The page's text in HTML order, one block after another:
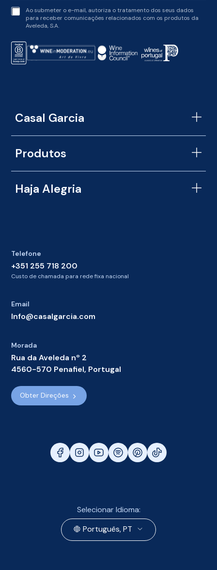
e
s
o
f
s
Ao submeter o e-mail, autoriza o tratamento dos seus dados
para receber comunicações relacionados com os produtos da
Aveleda, S.A.
Telefone
+351 255 718 200
Custo de chamada para rede fixa nacional
Email
Info@casalgarcia.com
Morada
Rua da Aveleda nº 2
4560-570 Penafiel, Portugal
Obter Direções
Casal Garcia
Produtos
Haja Alegria
Selecionar Idioma:
Português, PT